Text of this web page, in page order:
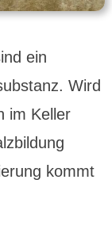
ein
Wird
im Keller
kommt